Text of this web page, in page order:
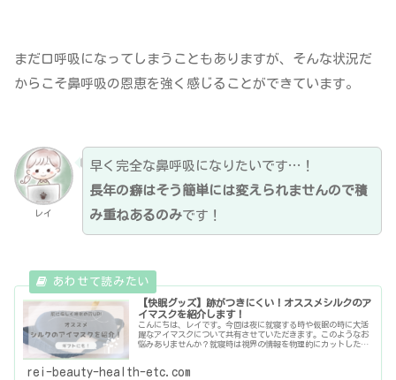
まだ口呼吸になってしまうこともありますが、そんな状況だ
からこそ鼻呼吸の恩恵を強く感じることができています。
レイ
早く完全な鼻呼吸になりたいです…！
長年の癖はそう簡単には変えられませんので積
み重ねあるのみです！
【快眠グッズ】跡がつきにくい！オススメシルクのア
イマスクを紹介します！
こんにちは、レイです。今回は夜に就寝する時や仮眠の時に大活
躍なアイマスクについて共有させていただきます。このようなお
悩みありませんか？就寝時は視界の情報を物理的にカットした
rei-beauty-health-etc.com